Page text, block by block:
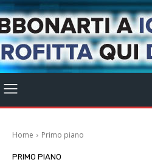
Home Primo piano
PRIMO PIANO